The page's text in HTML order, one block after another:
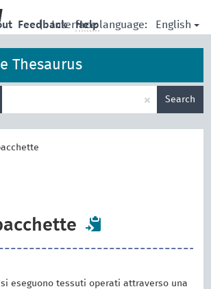
| Interface language: English
Feedback Help
Thesaurus
× Search
eseguono tessuti operati attraverso una